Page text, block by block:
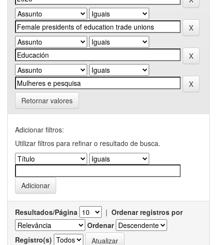
Retornar valores
Adicionar filtros:
Utilizar filtros para refinar o resultado de busca.
Resultados/Página | Ordenar registros por
Ordenar
Registro(s)